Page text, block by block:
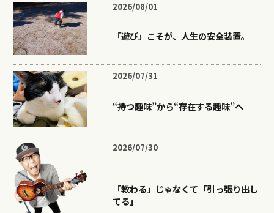
2026/08/01
「遊び」こそが、人生の安全装置。
2026/07/31
“持つ趣味”から“存在する趣味”へ
2026/07/30
「教わる」じゃなくて「引っ張り出し
てる」